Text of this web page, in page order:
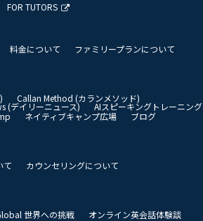
FOR TUTORS
料金について ファミリープランについて
Callan Method (カランメソッド)
(デイリーニュース)
AIスピーキングトレーニング
ネイティブキャンプ広場 ブログ
て カウンセリングについて
世界への挑戦 オンライン英会話体験談